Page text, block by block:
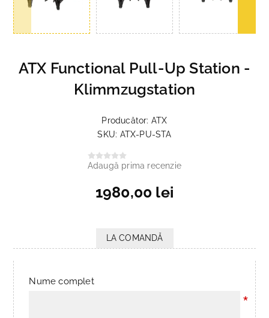
ATX Functional Pull-Up Station -
Klimmzugstation
Producător: ATX
SKU: ATX-PU-STA
Adaugă prima recenzie
1980,00 lei
LA COMANDĂ
Nume complet
*